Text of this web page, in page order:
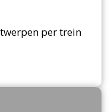
per trein